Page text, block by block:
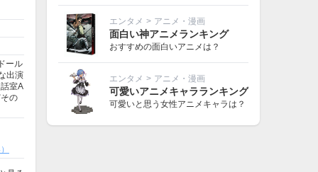
ール
出演
室A
の
エンタメ > アニメ・漫画
面白い神アニメランキング
おすすめの面白いアニメは？
エンタメ > アニメ・漫画
可愛いアニメキャラランキング
可愛いと思う女性アニメキャラは？